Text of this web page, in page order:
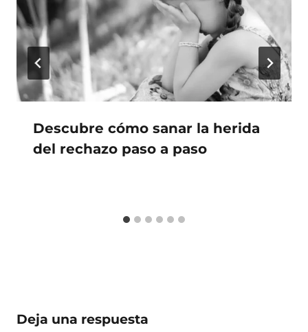
Descubre cómo sanar la herida
del rechazo paso a paso
Deja una respuesta